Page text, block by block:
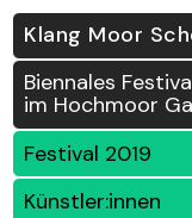
Klang Moor
Biennales
im Hochmoor
Festival 2019
Künstler:innen